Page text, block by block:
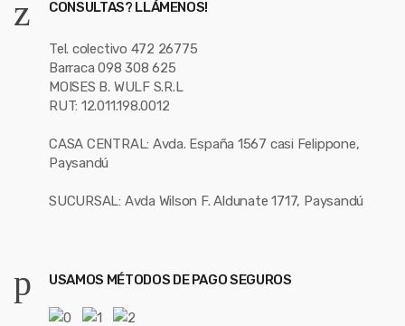
CONSULTAS? LLÁMENOS!
Tel. colectivo 472 26775
Barraca 098 308 625
MOISES B. WULF S.R.L
RUT: 12.011.198.0012
CASA CENTRAL: Avda. España 1567 casi Felippone,
Paysandú
SUCURSAL: Avda Wilson F. Aldunate 1717, Paysandú
USAMOS MÉTODOS DE PAGO SEGUROS